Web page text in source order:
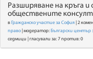
Разширяване на кръга
обществените
в Гражданско участие за София | 2
право | модератор: Български център
седмици | гласували за: 7 против: 0